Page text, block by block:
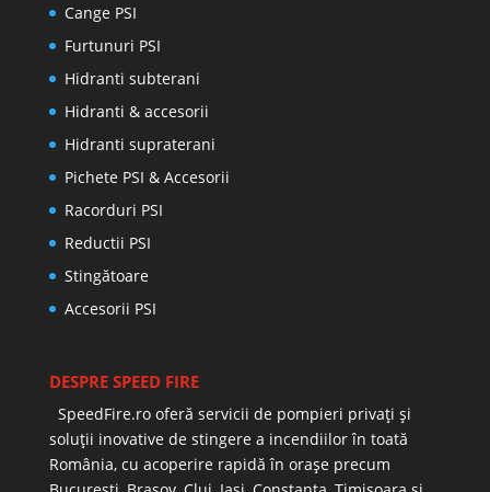
Cange PSI
Furtunuri PSI
Hidranti subterani
Hidranti & accesorii
Hidranti supraterani
Pichete PSI & Accesorii
Racorduri PSI
Reductii PSI
Stingătoare
Accesorii PSI
DESPRE SPEED FIRE
SpeedFire.ro oferă servicii de pompieri privați și
soluții inovative de stingere a incendiilor în toată
România, cu acoperire rapidă în orașe precum